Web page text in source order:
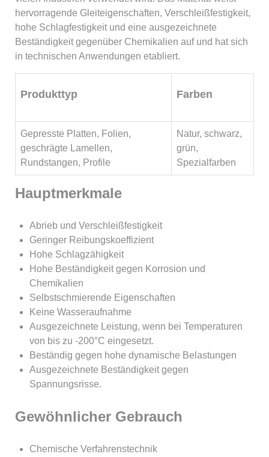
hervorragende Gleiteigenschaften, Verschleißfestigkeit,
hohe Schlagfestigkeit und eine ausgezeichnete
Beständigkeit gegenüber Chemikalien auf und hat sich
in technischen Anwendungen etabliert.
Produkttyp Farben
Gepresste Platten, Folien,
geschrägte Lamellen,
Rundstangen, Profile
Natur, schwarz,
grün,
Spezialfarben
Hauptmerkmale
Abrieb und Verschleißfestigkeit
Geringer Reibungskoeffizient
Hohe Schlagzähigkeit
Hohe Beständigkeit gegen Korrosion und
Chemikalien
Selbstschmierende Eigenschaften
Keine Wasseraufnahme
Ausgezeichnete Leistung, wenn bei Temperaturen
von bis zu -200°C eingesetzt.
Beständig gegen hohe dynamische Belastungen
Ausgezeichnete Beständigkeit gegen
Spannungsrisse.
Gewöhnlicher Gebrauch
Chemische Verfahrenstechnik